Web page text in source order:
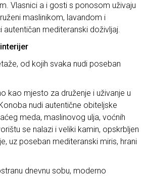
Vlasnici a i gosti s ponosom uživaju
maslinikom, lavandom i
autentičan mediteranski doživljaj.
od kojih svaka nudi poseban
kao mjesto za druženje i uživanje u
nudi autentične obiteljske
meda, maslinovog ulja, voćnih
se nalazi i veliki kamin, opskrbljen
uz poseban mediteranski miris, hrani
dnevnu sobu, moderno